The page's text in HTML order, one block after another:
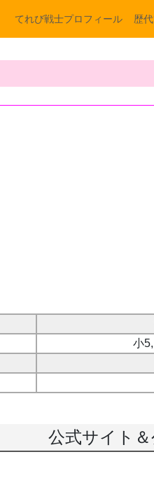
てれび戦士プロフィール 歴
小
公式サイト